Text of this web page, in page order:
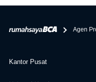
bertanggung jawab
Agen
Kantor Pusat